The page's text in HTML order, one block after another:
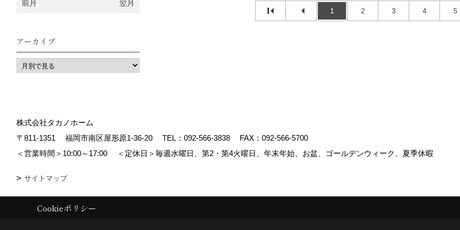
1 2 3 4 5
前月 翌月
アーカイブ
株式会社タカノホーム
〒811-1351
福岡市南区屋形原1-36-20 TEL： 092-566-3838
FAX：092-566-5700
＜営業時間＞10:00～17:00
＜定休日＞毎週水曜日、第2・第4火曜日、年末年始、お盆、ゴールデンウィーク、夏季休暇
サイトマップ
Copyright (c) TAKANO CONSTRUCTION CO.,LTD. All Rights Reserved.
Cookieポリシー